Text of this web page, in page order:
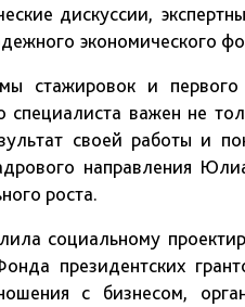
дискуссии,
экономического
стажировок и
важен не
своей работы и
направления
роста.
социальному
президентских
с бизнесом,